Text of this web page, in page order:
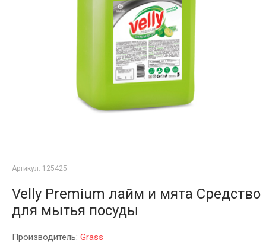
Артикул: 125425
Velly Premium лайм и мята Средство
для мытья посуды
Производитель: Grass